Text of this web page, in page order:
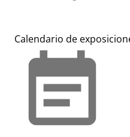
Calendario de
event_note